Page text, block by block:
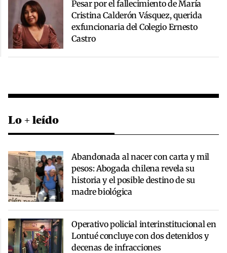
Pesar por el fallecimiento de María
Cristina Calderón Vásquez, querida
exfuncionaria del Colegio Ernesto
Castro
Lo + leído
Abandonada al nacer con carta y mil
pesos: Abogada chilena revela su
historia y el posible destino de su
madre biológica
Operativo policial interinstitucional en
Lontué concluye con dos detenidos y
decenas de infracciones